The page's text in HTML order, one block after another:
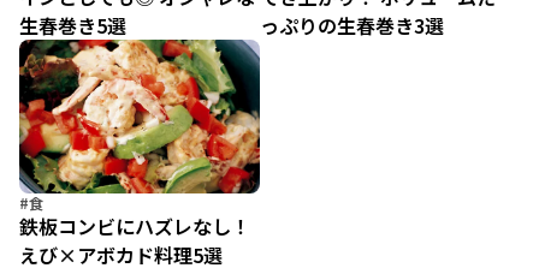
生春巻き5選
っぷりの生春巻き3選
#食
鉄板コンビにハズレなし！
えび×アボカド料理5選